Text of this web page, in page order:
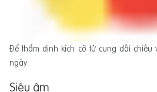
Để thẩm định kích cỡ tử cung đối chiếu
ngày.
Siêu âm